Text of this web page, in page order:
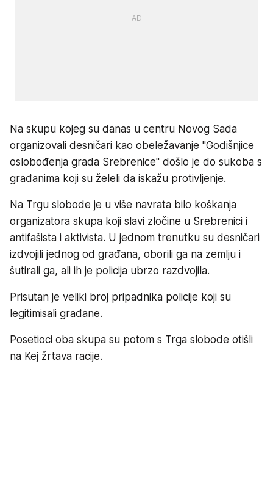
Na skupu kojeg su danas u centru Novog Sada
organizovali desničari kao obeležavanje "Godišnjice
oslobođenja grada Srebrenice" došlo je do sukoba s
građanima koji su želeli da iskažu protivljenje.
Na Trgu slobode je u više navrata bilo koškanja
organizatora skupa koji slavi zločine u Srebrenici i
antifašista i aktivista. U jednom trenutku su desničari
izdvojili jednog od građana, oborili ga na zemlju i
šutirali ga, ali ih je policija ubrzo razdvojila.
Prisutan je veliki broj pripadnika policije koji su
legitimisali građane.
Posetioci oba skupa su potom s Trga slobode otišli
na Kej žrtava racije.